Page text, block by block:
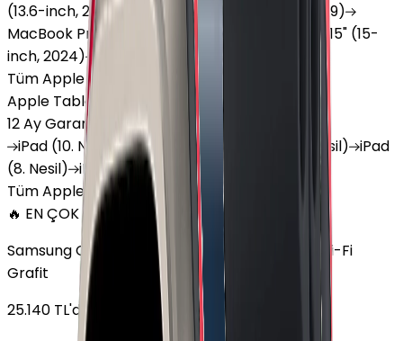
(13.6-inch, 2022)
MacBook Air 13" (13-inch, 2019)
MacBook Pro 16" (16-inch, 2019)
Air 15" (15-
inch, 2024)
Air 13"
Tüm Apple Macbook'lar
Apple Tablet
12 Ay Garanti
6 Taksit
iPad (10. Nesil) iPad Air (6. Nesil) (9. Nesil) iPad
(8. Nesil) iPadAir (5. Nesil) iPad
Air (2. Nesil)
Tüm Apple Tablet'ler
🔥 EN ÇOK SATAN
Samsung Galaxy Tab S9 Plus 256 GB 12.4 inç Wi-Fi
Grafit
25.140 TL'den başlayan fiyatlar